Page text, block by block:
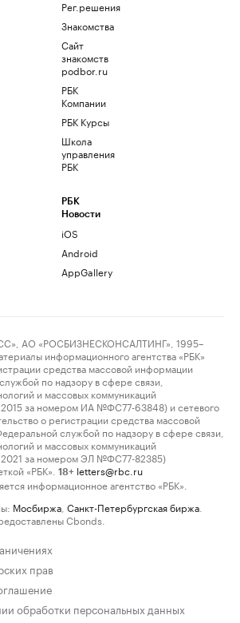
Рег.решения
Знакомства
Сайт
знакомств
podbor.ru
РБК
Компании
РБК Курсы
Школа
управления
РБК
РБК
Новости
iOS
Android
AppGallery
АО «РОСБИЗНЕСКОНСАЛТИНГ», 1995–
информационного агентства «РБК»
средства массовой информации
по надзору в сфере связи,
и массовых коммуникаций
за номером ИА №ФС77-63848) и сетевого
о регистрации средства массовой
службой по надзору в сфере связи,
и массовых коммуникаций
за номером ЭЛ №ФС77-82385)
«РБК».
18+ letters@rbc.ru
информационное агентство «РБК».
Мосбиржа Санкт-Петербургская биржа
Cbonds.
прав
обработки персональных данных